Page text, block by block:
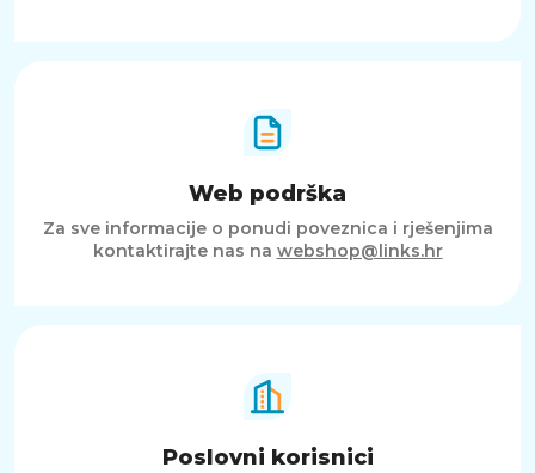
Web podrška
Za sve informacije o ponudi poveznica i rješenjima
kontaktirajte nas na webshop@links.hr
Poslovni korisnici